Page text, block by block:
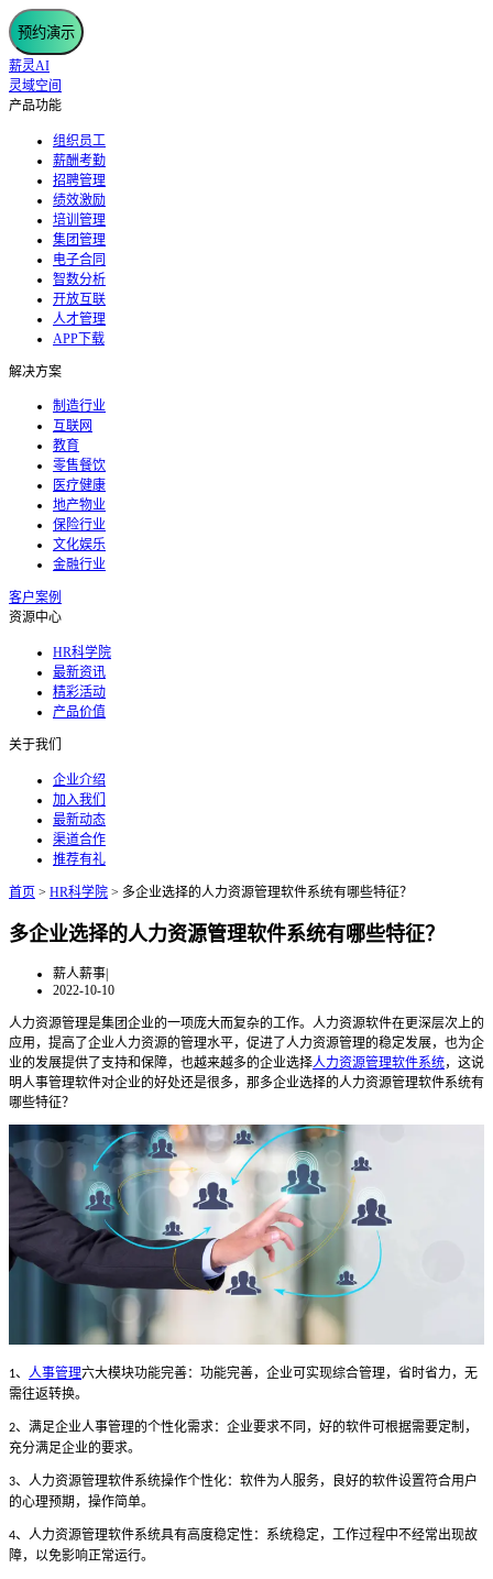
预约演示
薪灵AI
灵域空间
产品功能
组织员工
薪酬考勤
招聘管理
绩效激励
培训管理
集团管理
电子合同
智数分析
开放互联
人才管理
APP下载
解决方案
制造行业
互联网
教育
零售餐饮
医疗健康
地产物业
保险行业
文化娱乐
金融行业
客户案例
资源中心
HR科学院
最新资讯
精彩活动
产品价值
关于我们
企业介绍
加入我们
最新动态
渠道合作
推荐有礼
首页 > HR科学院 > 多企业选择的人力资源管理软件系统有哪些特征？
多企业选择的人力资源管理软件系统有哪些特征？
薪人薪事|
2022-10-10
人力资源管理是集团企业的一项庞大而复杂的工作。人力资源软件在更深层次上的
应用，提高了企业人力资源的管理水平，促进了人力资源管理的稳定发展，也为企
业的发展提供了支持和保障，也越来越多的企业选择人力资源管理软件系统，这说
明人事管理软件对企业的好处还是很多，那多企业选择的人力资源管理软件系统有
哪些特征？
1、 人事管理六大模块功能完善：功能完善，企业可实现综合管理，省时省力，无
需往返转换。
2、满足企业人事管理的个性化需求：企业要求不同，好的软件可根据需要定制，
充分满足企业的要求。
3、人力资源管理软件系统操作个性化：软件为人服务，良好的软件设置符合用户
的心理预期，操作简单。
4、人力资源管理软件系统具有高度稳定性：系统稳定，工作过程中不经常出现故
障，以免影响正常运行。